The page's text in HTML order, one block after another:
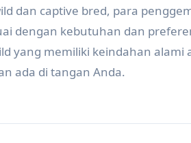
dan captive bred, para
dengan kebutuhan dan
yang memiliki keindahan alami
ada di tangan Anda.